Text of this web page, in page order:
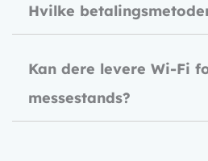
Hvilke
Kan dere levere Wi-Fi
messestands?